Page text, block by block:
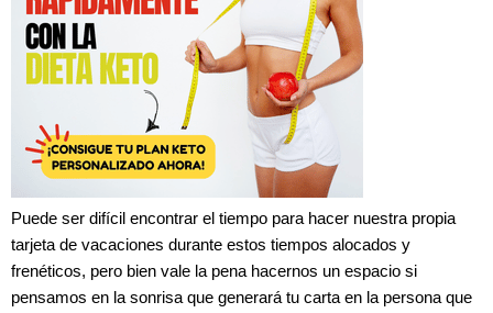
Puede ser difícil encontrar el tiempo para hacer nuestra propia
tarjeta de vacaciones durante estos tiempos alocados y
frenéticos, pero bien vale la pena hacernos un espacio si
pensamos en la sonrisa que generará tu carta en la persona que